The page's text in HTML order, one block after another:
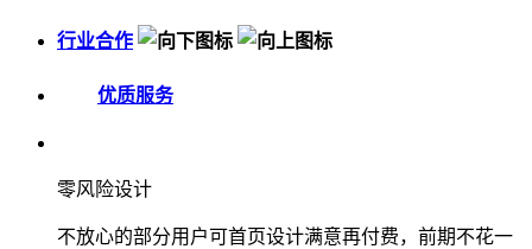
行业合作
优质服务
零风险设计
不放心的部分用户可首页设计满意再付费，前期不花一